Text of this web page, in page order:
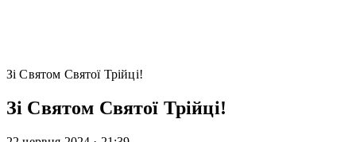
Зі Святом Святої Трійці!
Зі Святом Святої Трійці!